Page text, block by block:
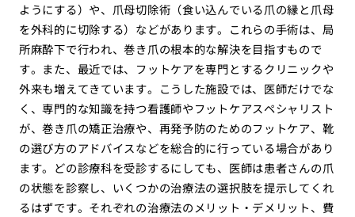
ようにする）や、爪母切除術（食い込んでいる爪の縁と爪母
を外科的に切除する）などがあります。これらの手術は、局
所麻酔下で行われ、巻き爪の根本的な解決を目指すもので
す。また、最近では、フットケアを専門とするクリニックや
外来も増えてきています。こうした施設では、医師だけでな
く、専門的な知識を持つ看護師やフットケアスペシャリスト
が、巻き爪の矯正治療や、再発予防のためのフットケア、靴
の選び方のアドバイスなどを総合的に行っている場合があり
ます。どの診療科を受診するにしても、医師は患者さんの爪
の状態を診察し、いくつかの治療法の選択肢を提示してくれ
るはずです。それぞれの治療法のメリット・デメリット、費